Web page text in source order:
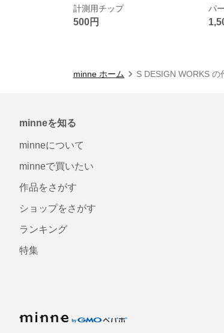
計測用チップ
500円
パ
minne ホーム S DESIGN WORKS の
minneを知る
minneについて
minneで買いたい
作品をさがす
ショップをさがす
ランキング
特集